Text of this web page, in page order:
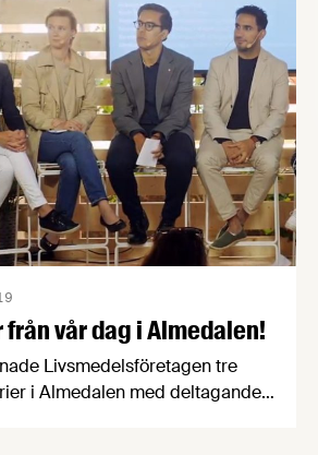
vår dag i Almedalen!
Livsmedelsföretagen tre
i Almedalen med deltagande